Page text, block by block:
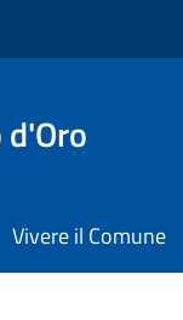
Vivere il Comune